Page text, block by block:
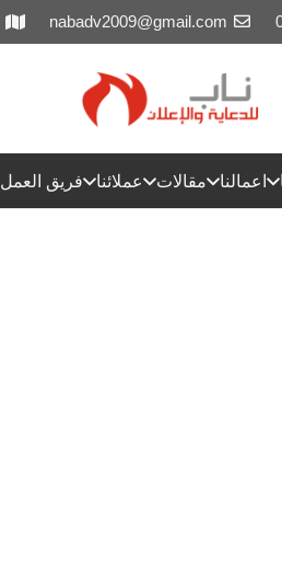
nabadv2009@gmail.com
اعمالنا مقالات عملائنا فريق العمل